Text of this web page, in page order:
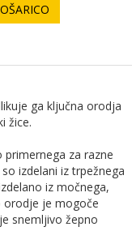
ga ključna orodja
žice.
primernega za razne
izdelani iz trpežnega
iz močnega,
orodje je mogoče
snemljivo žepno